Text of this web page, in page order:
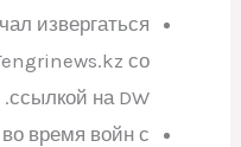
извергаться
со
ссылкой на DW.
время войн с